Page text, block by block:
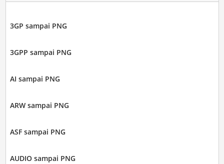
3GP sampai PNG
3GPP sampai PNG
AI sampai PNG
ARW sampai PNG
ASF sampai PNG
AUDIO sampai PNG